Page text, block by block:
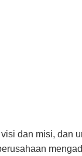
dan misi, dan